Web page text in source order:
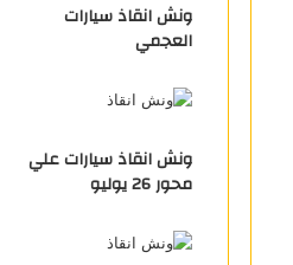
ونش انقاذ سيارات
العجمي
ونش انقاذ سيارات علي
محور 26 يوليو